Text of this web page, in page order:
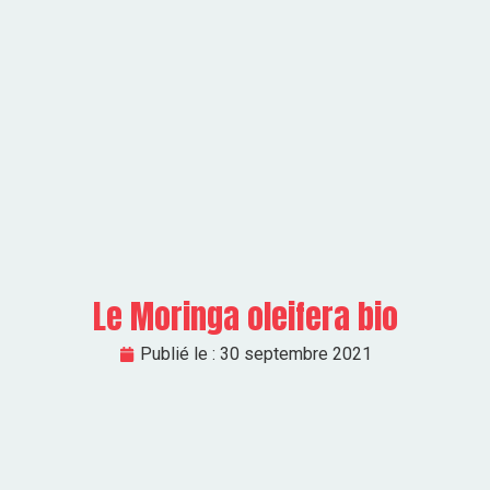
Le Moringa oleifera bio
Publié le : 30 septembre 2021